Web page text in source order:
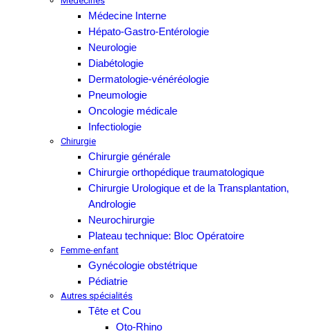
Médecine Interne
Hépato-Gastro-Entérologie
Neurologie
Diabétologie
Dermatologie-vénéréologie
Pneumologie
Oncologie médicale
Infectiologie
Chirurgie
Chirurgie générale
Chirurgie orthopédique traumatologique
Chirurgie Urologique et de la Transplantation,
Andrologie
Neurochirurgie
Plateau technique: Bloc Opératoire
Femme-enfant
Gynécologie obstétrique
Pédiatrie
Autres spécialités
Tête et Cou
Oto-Rhino